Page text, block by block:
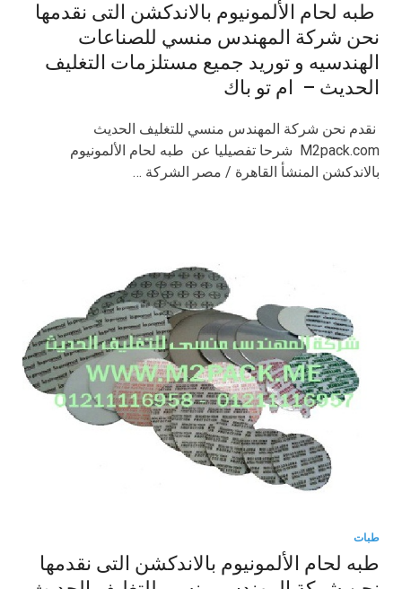
طبه لحام الألمونيوم بالاندكشن التى نقدمها
نحن شركة المهندس منسي للصناعات
الهندسيه و توريد جميع مستلزمات التغليف
الحديث – ام تو باك
نقدم نحن شركة المهندس منسي للتغليف الحديث
M2pack.com شرحا تفصيليا عن طبه لحام الألمونيوم
بالاندكشن المنشأ القاهرة / مصر الشركة …
طبات
طبه لحام الألمونيوم بالاندكشن التى نقدمها